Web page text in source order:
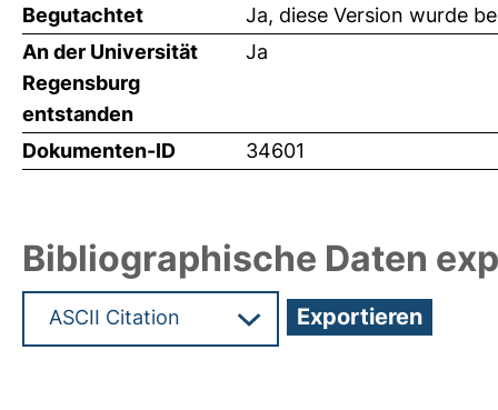
Begutachtet
Ja, diese Version wurde
An der Universität
Regensburg
entstanden
Ja
Dokumenten-ID 34601
Bibliographische Daten